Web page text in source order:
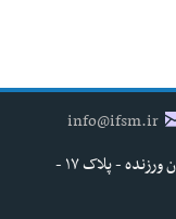
info@ifsm.ir
تهران - خیابان شهید مفتح جنوبی - خیابان ورزنده - پلاک ۱۷ -